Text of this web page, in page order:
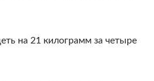
на 21 килограмм за четыре